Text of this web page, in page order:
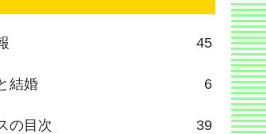
45
結婚 6
の目次 39